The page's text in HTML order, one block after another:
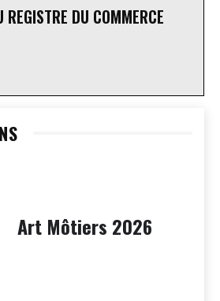
DU COMMERCE
Art Môtiers 2026